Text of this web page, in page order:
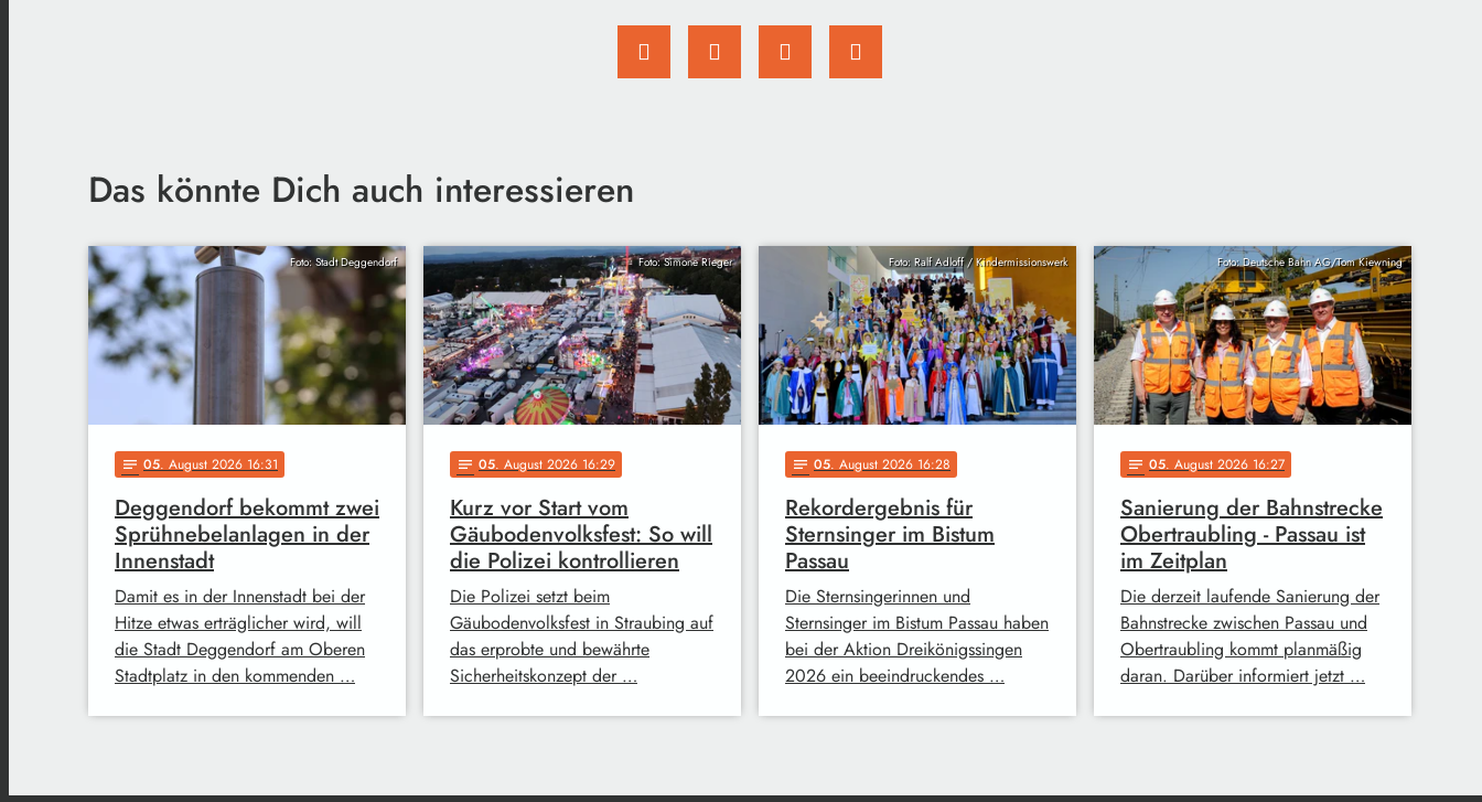
Das könnte Dich auch interessieren
Foto: Stadt Deggendorf
notes 05. August 2026 16:31
Deggendorf bekommt zwei
Sprühnebelanlagen in der
Innenstadt
Damit es in der Innenstadt bei der
Hitze etwas erträglicher wird, will
die Stadt Deggendorf am Oberen
Stadtplatz in den kommenden …
Foto: Simone Rieger
notes 05. August 2026 16:29
Kurz vor Start vom
Gäubodenvolksfest: So will
die Polizei kontrollieren
Die Polizei setzt beim
Gäubodenvolksfest in Straubing auf
das erprobte und bewährte
Sicherheitskonzept der …
Foto: Ralf Adloff / Kindermissionswerk
notes 05. August 2026 16:28
Rekordergebnis für
Sternsinger im Bistum
Passau
Die Sternsingerinnen und
Sternsinger im Bistum Passau haben
bei der Aktion Dreikönigssingen
2026 ein beeindruckendes …
Foto: Deutsche Bahn AG/Tom Kiewning
notes 05. August 2026 16:27
Sanierung der Bahnstrecke
Obertraubling - Passau ist
im Zeitplan
Die derzeit laufende Sanierung der
Bahnstrecke zwischen Passau und
Obertraubling kommt planmäßig
daran. Darüber informiert jetzt …